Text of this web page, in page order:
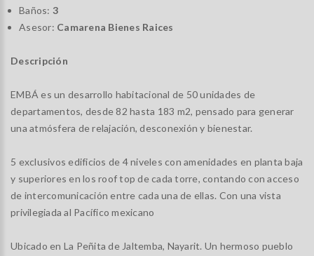
Baños: 3
Asesor: Camarena Bienes Raices
Descripción
EMBÁ es un desarrollo habitacional de 50 unidades de
departamentos, desde 82 hasta 183 m2, pensado para generar
una atmósfera de relajación, desconexión y bienestar.
5 exclusivos edificios de 4 niveles con amenidades en planta baja
y superiores en los roof top de cada torre, contando con acceso
de intercomunicación entre cada una de ellas. Con una vista
privilegiada al Pacífico mexicano
Ubicado en La Peñita de Jaltemba, Nayarit. Un hermoso pueblo